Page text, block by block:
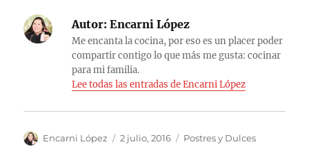
Autor: Encarni López
Me encanta la cocina, por eso es un placer poder
compartir contigo lo que más me gusta: cocinar
para mi familia.
Lee todas las entradas de Encarni López
Autor
Encarni López
Publicado
2 julio, 2016 Categorías
Postres y Dulces